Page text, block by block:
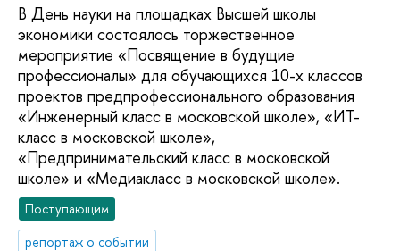
В День науки на площадках Высшей школы
экономики состоялось торжественное
мероприятие «Посвящение в будущие
профессионалы» для обучающихся 10-х классов
проектов предпрофессионального образования
«Инженерный класс в московской школе», «ИТ-
класс в московской школе»,
«Предпринимательский класс в московской
школе» и «Медиакласс в московской школе».
Поступающим
репортаж о событии